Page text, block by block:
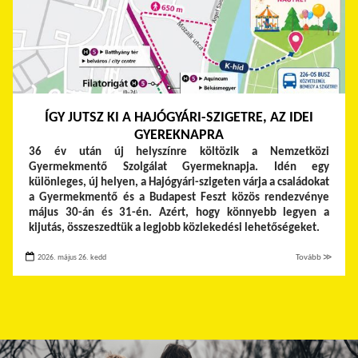
ÍGY JUTSZ KI A HAJÓGYÁRI-SZIGETRE, AZ IDEI
GYEREKNAPRA
36 év után új helyszínre költözik a Nemzetközi
Gyermekmentő Szolgálat Gyermeknapja. Idén egy
különleges, új helyen, a Hajógyári-szigeten várja a családokat
a Gyermekmentő és a Budapest Feszt közös rendezvénye
május 30-án és 31-én. Azért, hogy könnyebb legyen a
kijutás, összeszedtük a legjobb közlekedési lehetőségeket.
2026. május 26. kedd Tovább ≫